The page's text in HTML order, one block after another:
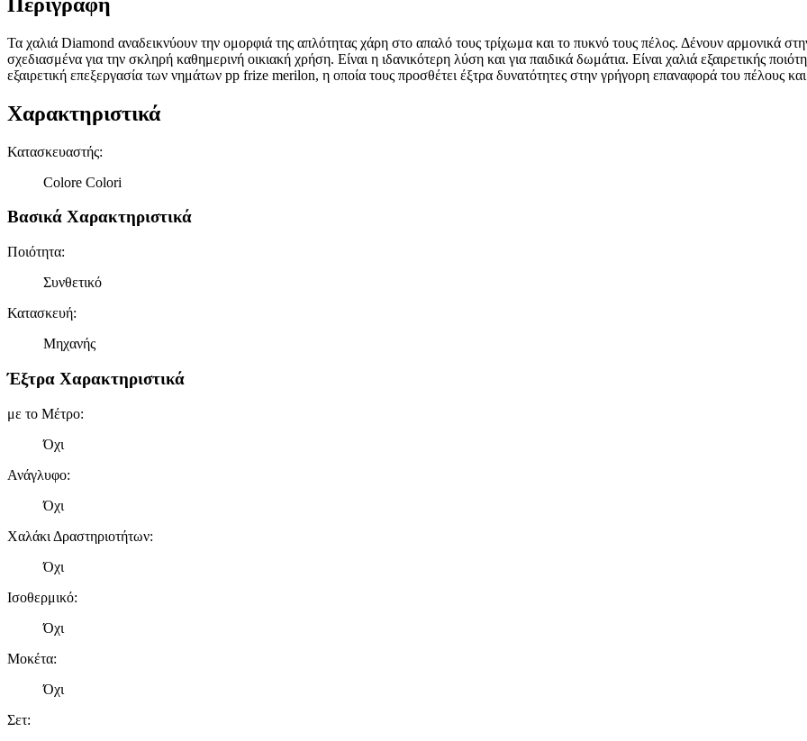
Τα χαλιά Diamond αναδεικνύουν την ομορφιά της απλότητας χάρη στο απαλό τους τρίχωμα και το πυκνό τους πέλος. Δένουν αρμονικά
σχεδιασμένα για την σκληρή καθημερινή οικιακή χρήση. Είναι η ιδανικότερη λύση και για παιδικά δωμάτια. Είναι χαλιά εξαιρετικής
εξαιρετική επεξεργασία των νημάτων pp frize merilon, η οποία τους προσθέτει έξτρα δυνατότητες στην γρήγορη επαναφορά του πέλους
Χαρακτηριστικά
Κατασκευαστής:
Colore Colori
Βασικά Χαρακτηριστικά
Ποιότητα:
Συνθετικό
Κατασκευή:
Μηχανής
Έξτρα Χαρακτηριστικά
με το Μέτρο:
Όχι
Ανάγλυφο:
Όχι
Χαλάκι Δραστηριοτήτων:
Όχι
Ισοθερμικό:
Όχι
Μοκέτα:
Όχι
Σετ: